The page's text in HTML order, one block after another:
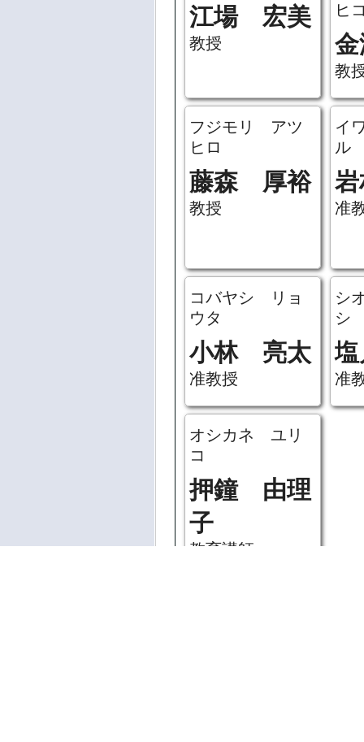
江場 宏美
教授
ヒ
教
フジモリ アツ
ヒロ
藤森 厚裕
教授
イ
ル
准
コバヤシ リョ
ウタ
小林 亮太
准教授
シ
シ
准
オシカネ ユリ
コ
押鐘 由理
子
教育講師